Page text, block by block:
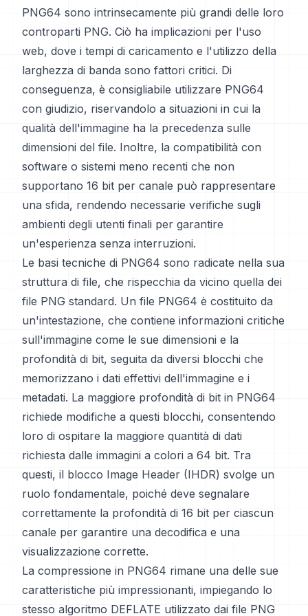
PNG64 sono intrinsecamente più grandi delle loro
controparti PNG. Ciò ha implicazioni per l'uso
web, dove i tempi di caricamento e l'utilizzo della
larghezza di banda sono fattori critici. Di
conseguenza, è consigliabile utilizzare PNG64
con giudizio, riservandolo a situazioni in cui la
qualità dell'immagine ha la precedenza sulle
dimensioni del file. Inoltre, la compatibilità con
software o sistemi meno recenti che non
supportano 16 bit per canale può rappresentare
una sfida, rendendo necessarie verifiche sugli
ambienti degli utenti finali per garantire
un'esperienza senza interruzioni.
Le basi tecniche di PNG64 sono radicate nella sua
struttura di file, che rispecchia da vicino quella dei
file PNG standard. Un file PNG64 è costituito da
un'intestazione, che contiene informazioni critiche
sull'immagine come le sue dimensioni e la
profondità di bit, seguita da diversi blocchi che
memorizzano i dati effettivi dell'immagine e i
metadati. La maggiore profondità di bit in PNG64
richiede modifiche a questi blocchi, consentendo
loro di ospitare la maggiore quantità di dati
richiesta dalle immagini a colori a 64 bit. Tra
questi, il blocco Image Header (IHDR) svolge un
ruolo fondamentale, poiché deve segnalare
correttamente la profondità di 16 bit per ciascun
canale per garantire una decodifica e una
visualizzazione corrette.
La compressione in PNG64 rimane una delle sue
caratteristiche più impressionanti, impiegando lo
stesso algoritmo DEFLATE utilizzato dai file PNG